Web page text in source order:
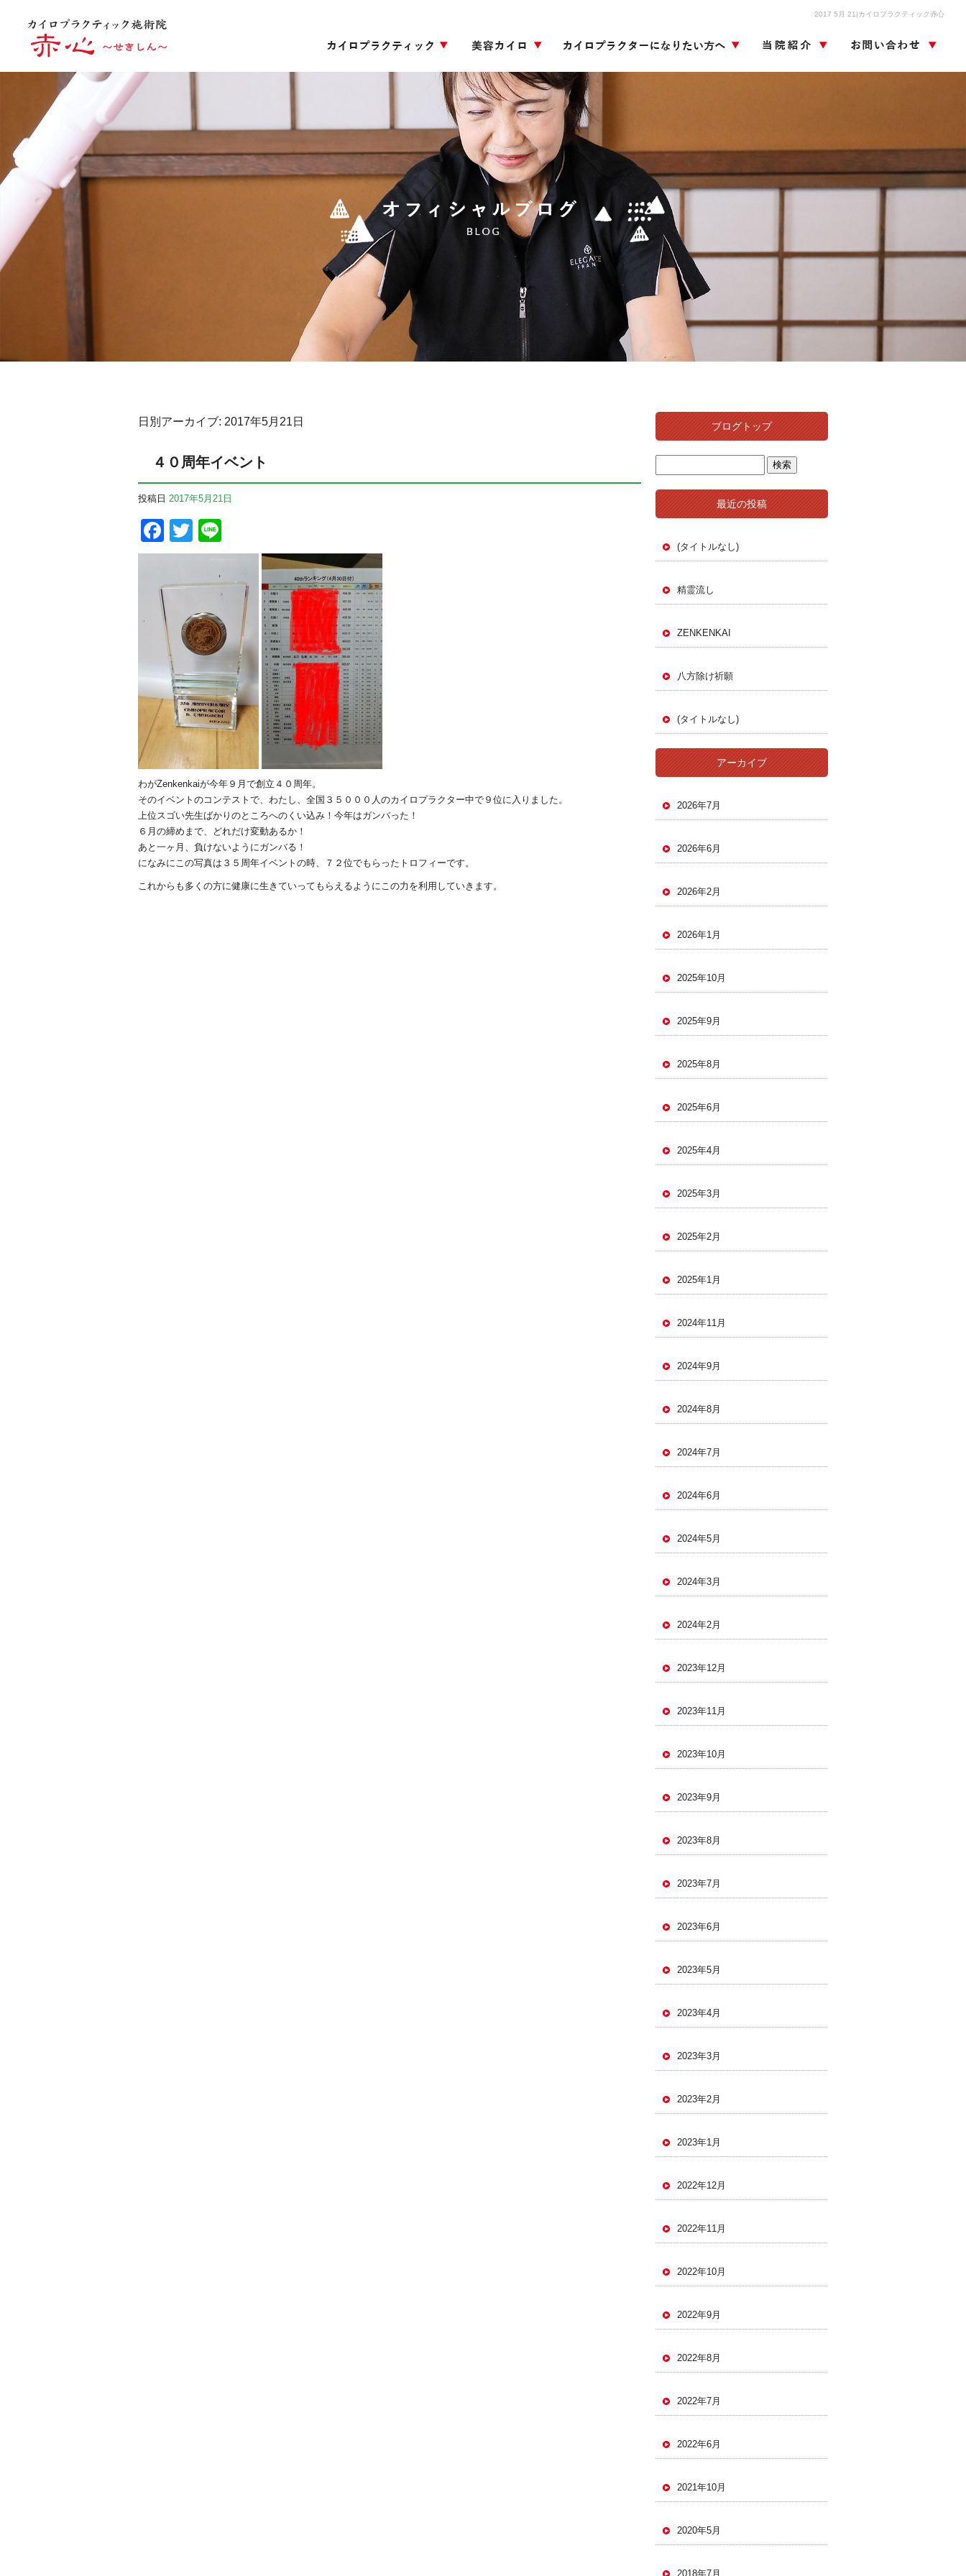
2017 5月 21|カイロプラクティック赤心
日別アーカイブ: 2017年5月21日
４０周年イベント
投稿日 2017年5月21日
Facebook
Twitter
わがZenkenkaiが今年９月で創立４０周年。
そのイベントのコンテストで、わたし、全国３５０００人のカイロプラクター中で９位に入りました。
上位スゴい先生ばかりのところへのくい込み！今年はガンバった！
６月の締めまで、どれだけ変動あるか！
あと一ヶ月、負けないようにガンバる！
になみにこの写真は３５周年イベントの時、７２位でもらったトロフィーです。
これからも多くの方に健康に生きていってもらえるようにこの力を利用していきます。
ブログトップ
最近の投稿
(タイトルなし)
精霊流し
ZENKENKAI
八方除け祈願
(タイトルなし)
アーカイブ
2026年7月
2026年6月
2026年2月
2026年1月
2025年10月
2025年9月
2025年8月
2025年6月
2025年4月
2025年3月
2025年2月
2025年1月
2024年11月
2024年9月
2024年8月
2024年7月
2024年6月
2024年5月
2024年3月
2024年2月
2023年12月
2023年11月
2023年10月
2023年9月
2023年8月
2023年7月
2023年6月
2023年5月
2023年4月
2023年3月
2023年2月
2023年1月
2022年12月
2022年11月
2022年10月
2022年9月
2022年8月
2022年7月
2022年6月
2021年10月
2020年5月
2018年7月